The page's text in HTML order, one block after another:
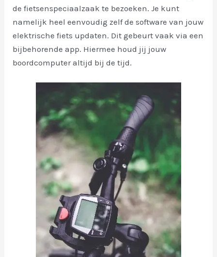
de fietsenspeciaalzaak te bezoeken. Je kunt
namelijk heel eenvoudig zelf de software van jouw
elektrische fiets updaten. Dit gebeurt vaak via een
bijbehorende app. Hiermee houd jij jouw
boordcomputer altijd bij de tijd.